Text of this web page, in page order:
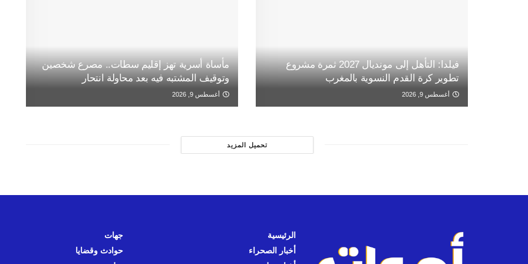
فيلدا: التأهل إلى مونديال 2027 ثمرة مشروع
تطوير كرة القدم النسوية بالمغرب
أغسطس 9, 2026
مأساة أسرية تهز إقليم سطات.. مصرع شخصين
وتوقيف المشتبه فيه بعد محاولة انتحار
أغسطس 9, 2026
تحميل المزيد
الرئيسية
أخبار الصحراء
جهات
حوادث وقضايا